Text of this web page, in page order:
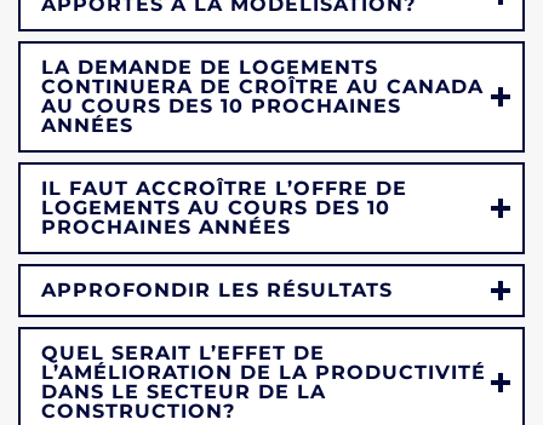
APPORTÉS À LA MODÉLISATION?
LA DEMANDE DE LOGEMENTS
CONTINUERA DE CROÎTRE AU CANADA
AU COURS DES 10 PROCHAINES
ANNÉES
IL FAUT ACCROÎTRE L’OFFRE DE
LOGEMENTS AU COURS DES 10
PROCHAINES ANNÉES
APPROFONDIR LES RÉSULTATS
QUEL SERAIT L’EFFET DE
L’AMÉLIORATION DE LA PRODUCTIVITÉ
DANS LE SECTEUR DE LA
CONSTRUCTION?